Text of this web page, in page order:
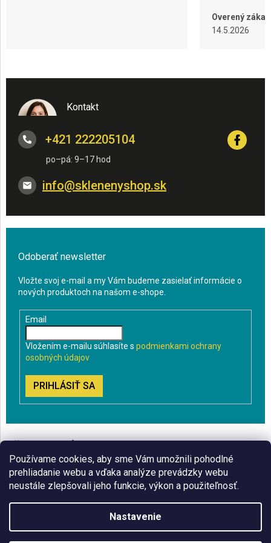
Používame cookies, aby sme Vám umožnili pohodlné
prehliadanie webu a vďaka analýze prevádzky webu
neustále zlepšovali jeho funkcie, výkon a použiteľnosť.
Nastavenie
Overený
14.5.2026
Kontakt
info@sklenenyshop.sk
+421 222205104
Odoberať newsletter
Vložte svoj e-mail a my Vám budeme zasielať informácie o
nových produktoch na našom e-shope.
Email
Vložením e-mailu súhlasíte s podmienkami ochrany
osobných údajov
PRIHLÁSIŤ SA
BLOG